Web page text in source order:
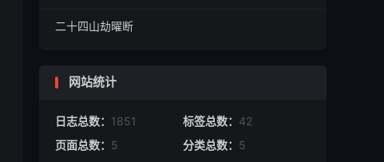
二十四山劫曜断
网站统计
日志总数： 1851 标签总数： 42
页面总数： 5 分类总数： 5